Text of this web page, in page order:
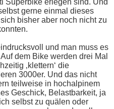
Superbike erlegen sind. Und
gerne einmal dieses
bisher aber noch nicht zu
und man muss es
dem Bike werden drei Mal
‚klettern‘ die
3000er. Und das nicht
teilweise in hochalpinem
Geschick, Belastbarkeit, ja
selbst zu quälen oder